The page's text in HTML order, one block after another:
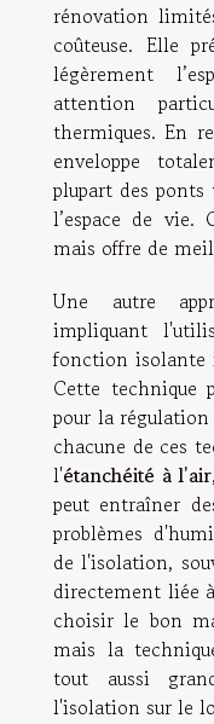
rénovation
coûteuse. Elle
légèrement
attention
thermiques. En
enveloppe
plupart des
l’espace de vie.
mais offre de
Une autre
impliquant
fonction isolante
Cette technique
pour la
chacune de ces
l'étanchéité à l'air
peut entraîner
problèmes
de l'isolation,
directement liée
choisir le bon
mais la
tout aussi
l'isolation sur le